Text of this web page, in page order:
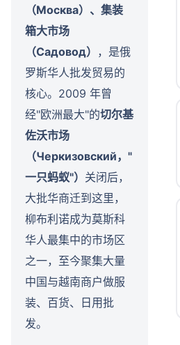
（Москва）、集装
箱大市场
（Садовод） ，是俄
罗斯华人批发贸易的
核心。2009 年曾
经"欧洲最大"的切尔基
佐沃市场
（Черкизовский，"
一只蚂蚁"） 关闭后，
大批华商迁到这里，
柳布利诺成为莫斯科
华人最集中的市场区
之一，至今聚集大量
中国与越南商户做服
装、百货、日用批
发。